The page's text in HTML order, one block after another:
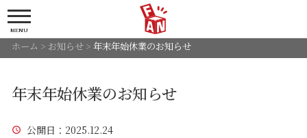
MENU
ホーム > お知らせ> 年末年始休業のお知らせ
年末年始休業のお知らせ
公開日 ：2025.12.24